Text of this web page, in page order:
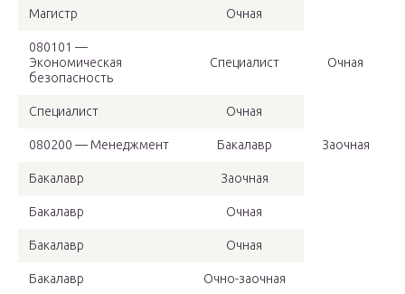
Магистр Очная
080101 —
Экономическая
безопасность
Специалист Очная
Специалист Очная
080200 — Менеджмент Бакалавр Заочная
Бакалавр Заочная
Бакалавр Очная
Бакалавр Очная
Бакалавр Очно-заочная